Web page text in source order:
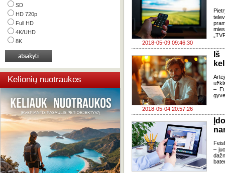
SD
HD 720p
Full HD
4K/UHD
8K
Kelionių nuotraukos
2018-05-09 09:46:30
2018-05-04 20:57:26
Iš
–
–